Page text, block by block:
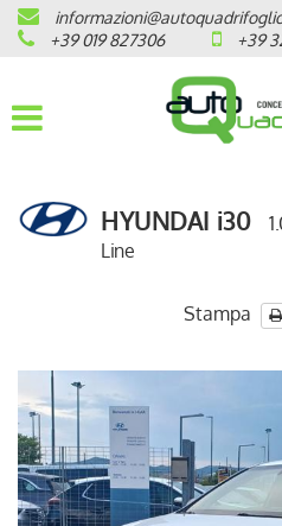
HOME
AZIENDA
OPEL
PRONTA CONSEGNA / KM 0
VEICOLI CON ECOBONUS
+39 019 827306
+39
HYUNDAI i30
Line
Stampa